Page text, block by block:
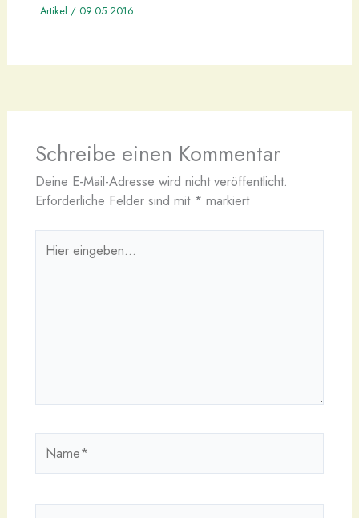
Artikel / 09.05.2016
Schreibe einen Kommentar
Deine E-Mail-Adresse wird nicht veröffentlicht.
Erforderliche Felder sind mit * markiert
eingeben…